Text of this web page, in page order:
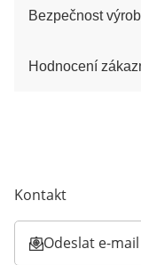
Bezpečnost
Hodnocení
Kontakt
Odeslat e-mail
Otevírá e-